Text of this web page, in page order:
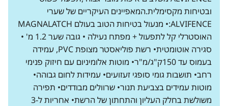
ובטיחות מקסימלית.המאפיינים העיקריים של שערי
ALVIFENCE:• מנעול בטיחות הטוב בעולם MAGNALATCH
האוסטרלי קל לתפעול + מפתח נעילה • גובה שער 1.2 מ' •
סגירה אוטומטית• רשת פוליאסטר מצופת PVC, עמידה
בעמוס עד 150ק"ג/מ"ר• מוטות אלומיניום עם חיזוק פנימי
רחב• תושבות גומי סופגי זעזועים• עמידות לחום גבוהה•
מוטות עמידים בצביעת תנור• שרוולים מבודדים• תפירה
משולשת בחלק העליון והתחתון של הרשת• אחריות ל-3